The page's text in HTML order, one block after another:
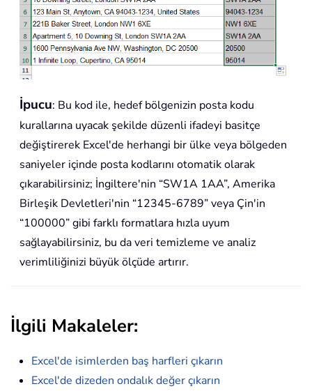
İpucu: Bu kod ile, hedef bölgenizin posta kodu
kurallarına uyacak şekilde düzenli ifadeyi basitçe
değiştirerek Excel'de herhangi bir ülke veya bölgeden
saniyeler içinde posta kodlarını otomatik olarak
çıkarabilirsiniz; İngiltere'nin “SW1A 1AA”, Amerika
Birleşik Devletleri'nin “12345-6789” veya Çin'in
“100000” gibi farklı formatlara hızla uyum
sağlayabilirsiniz, bu da veri temizleme ve analiz
verimliliğinizi büyük ölçüde artırır.
İlgili Makaleler:
Excel'de isimlerden baş harfleri çıkarın
Excel'de dizeden ondalık değer çıkarın